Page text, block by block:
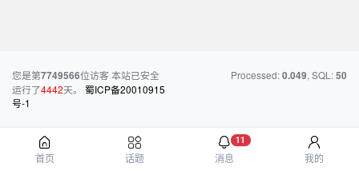
您是第7749566位访客 本站已安全
运行了4442天。
蜀ICP备20010915
号-1
Processed:0.049, SQL:50
首页 话题
11
消息 我的